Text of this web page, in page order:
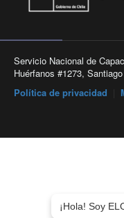
Servicio Nacional de
Huérfanos #1273,
Política de privacidad
¡Hola! Soy